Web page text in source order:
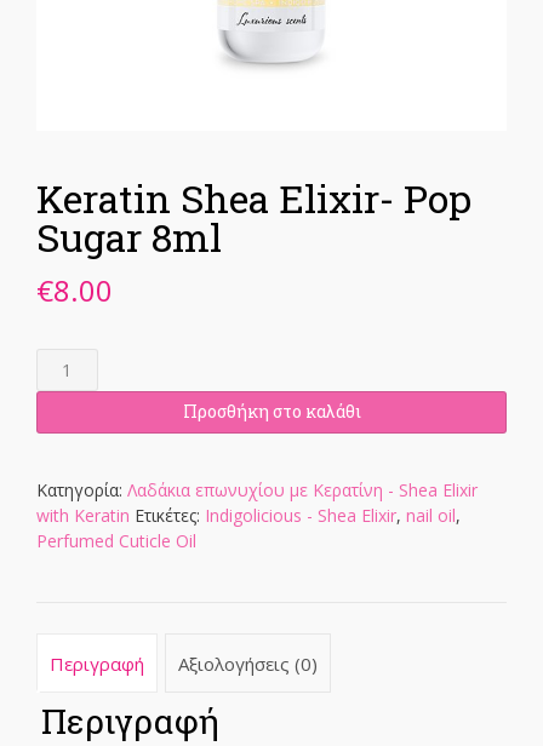
Keratin Shea Elixir- Pop
Sugar 8ml
€8.00
Keratin
Shea
Pop
8ml
ποσότητα
Προσθήκη στο καλάθι
Κατηγορία: Λαδάκια επωνυχίου με Κερατίνη - Shea Elixir
with Keratin Ετικέτες: Indigolicious - Shea Elixir, nail oil,
Perfumed Cuticle Oil
Περιγραφή Αξιολογήσεις (0)
Περιγραφή